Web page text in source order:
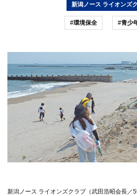
新潟ノース ライオンズ
#環境保全 #青少
新潟ノース ライオンズクラブ（武田浩昭会長／